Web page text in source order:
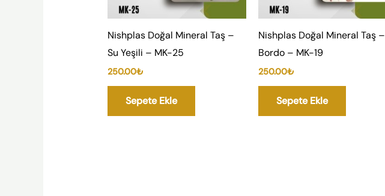
Nishplas Doğal Mineral Taş –
Su Yeşili – MK-25
250.00₺
Sepete Ekle
Nishplas Doğal Mineral Taş –
Bordo – MK-19
250.00₺
Sepete Ekle